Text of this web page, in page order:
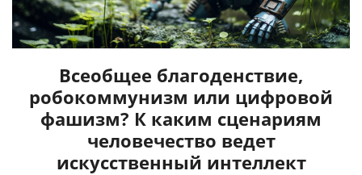
Всеобщее благоденствие,
робокоммунизм или цифровой
фашизм? К каким сценариям
человечество ведет
искусственный интеллект